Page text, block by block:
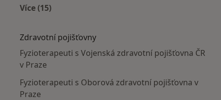
Více (15)
Zdravotní pojišťovny
Fyzioterapeuti s Vojenská zdravotní pojišťovna ČR
v Praze
Fyzioterapeuti s Oborová zdravotní pojišťovna v
Praze